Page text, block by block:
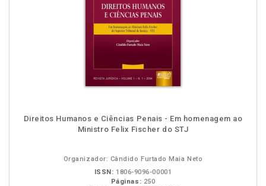
Direitos Humanos e Ciências Penais - Em homenagem ao
Ministro Felix Fischer do STJ
Organizador: Cândido Furtado Maia Neto
ISSN: 1806-9096-00001
Páginas: 250